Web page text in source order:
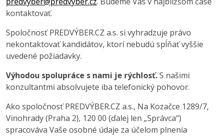
kontaktovať.
Spoločnosť PREDVÝBER.CZ a.s. si vyhradzuje právo
nekontaktovať kandidátov, ktorí nebudú spĺňať vyššie
uvedené požiadavky.
Výhodou spolupráce s nami je rýchlosť.S našimi
konzultantmi absolvujete iba telefonický pohovor.
Ako spoločnosť PREDVÝBER.CZ a.s., Na Kozačce 1289/7,
Vinohrady (Praha 2), 120 00 (ďalej len „Správca“)
spracováva Vaše osobné údaje za účelom plnenia